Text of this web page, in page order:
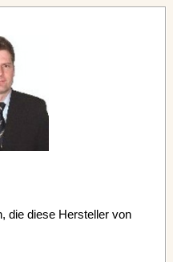
die diese Hersteller von